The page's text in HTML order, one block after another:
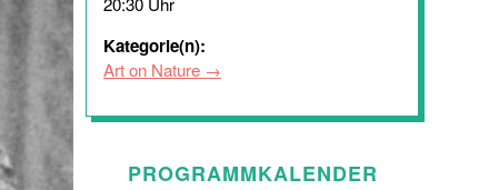
Kategorie(n):
Art on Nature
PROGRAMMKALENDER